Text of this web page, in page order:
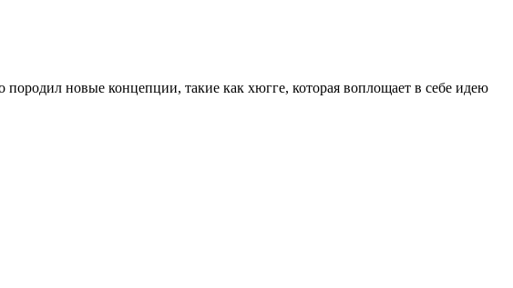
новые концепции, такие как хюгге, которая воплощает в себе идею